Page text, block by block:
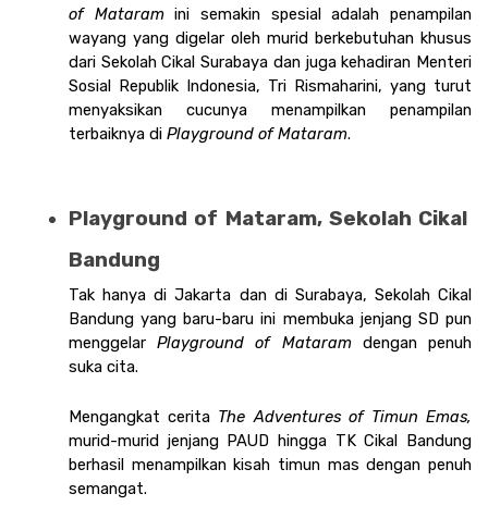
of Mataram ini semakin spesial adalah penampilan
wayang yang digelar oleh murid berkebutuhan khusus
dari Sekolah Cikal Surabaya dan juga kehadiran Menteri
Sosial Republik Indonesia, Tri Rismaharini, yang turut
menyaksikan cucunya menampilkan penampilan
terbaiknya di Playground of Mataram.
Playground of Mataram, Sekolah Cikal
Bandung
Tak hanya di Jakarta dan di Surabaya, Sekolah Cikal
Bandung yang baru-baru ini membuka jenjang SD pun
menggelar Playground of Mataram dengan penuh
suka cita.
Mengangkat cerita
murid-murid jenjang PAUD hingga TK Cikal Bandung
berhasil menampilkan kisah timun mas dengan penuh
semangat.